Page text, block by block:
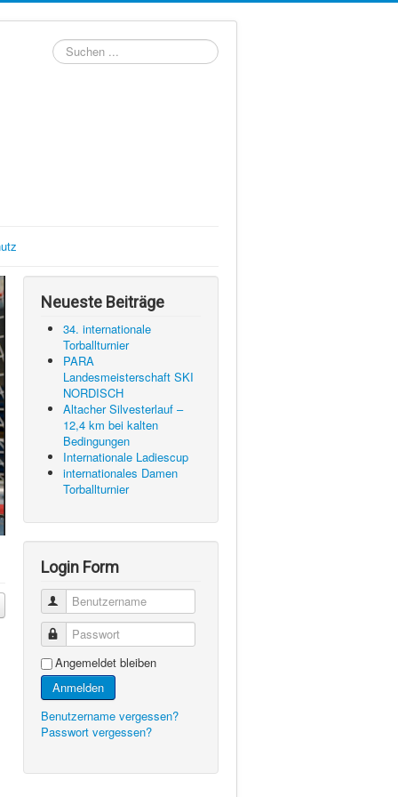
Suchen
...
Neueste Beiträge
34. internationale
Torballturnier
PARA
Landesmeisterschaft SKI
NORDISCH
Altacher Silvesterlauf –
12,4 km bei kalten
Bedingungen
Internationale Ladiescup
internationales Damen
Torballturnier
Login Form
Benutzername
Passwort
Angemeldet bleiben
Anmelden
Benutzername vergessen?
Passwort vergessen?